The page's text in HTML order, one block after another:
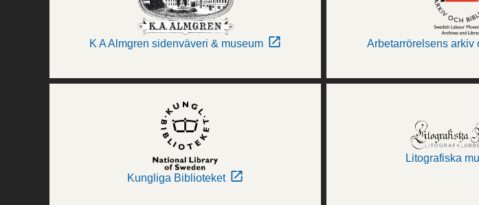
K A Almgren sidenväveri & museum Arbetarrörelsens arkiv
Kungliga Biblioteket
Litografiska